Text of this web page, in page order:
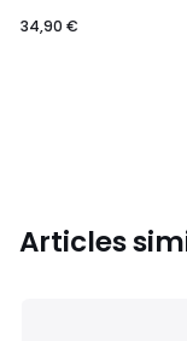
34,90 €
Articles